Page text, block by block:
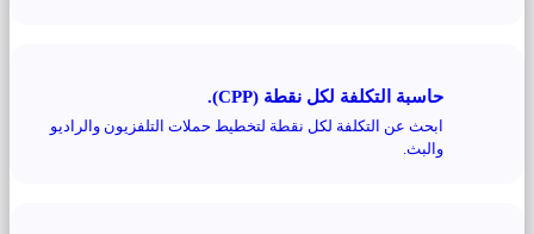
حاسبة التكلفة لكل نقطة (CPP).
ابحث عن التكلفة لكل نقطة لتخطيط حملات التلفزيون والراديو
والبث.